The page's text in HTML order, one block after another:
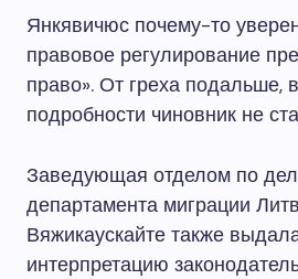
Янкявичюс почему-то
правовое регулирование
право». От греха подальше,
подробности чиновник не
Заведующая отделом по
департамента миграции
Вяжикаускайте также
интерпретацию